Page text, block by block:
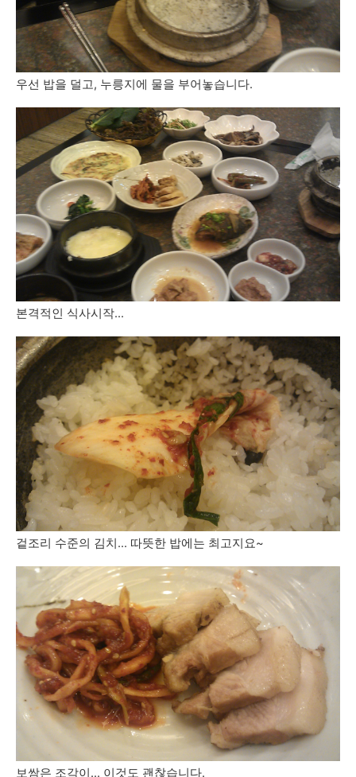
우선 밥을 덜고, 누릉지에 물을 부어놓습니다.
본격적인 식사시작...
겉조리 수준의 김치... 따뜻한 밥에는 최고지요~
보쌈은 조각이... 이것도 괜찮습니다.